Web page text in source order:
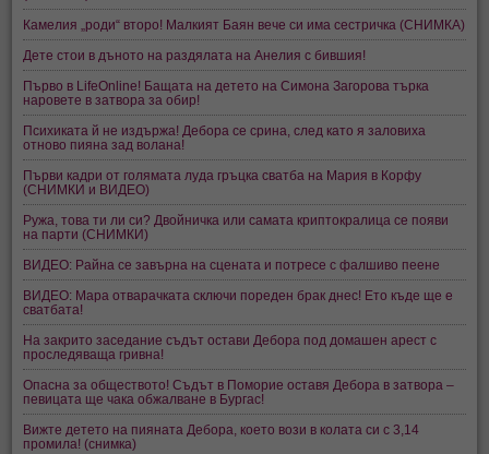
Камелия „роди“ второ! Малкият Баян вече си има сестричка (СНИМКА)
Дете стои в дъното на раздялата на Анелия с бившия!
Първо в LifeOnline! Бащата на детето на Симона Загорова търка
наровете в затвора за обир!
Психиката й не издържа! Дебора се срина, след като я заловиха
отново пияна зад волана!
Първи кадри от голямата луда гръцка сватба на Мария в Корфу
(СНИМКИ и ВИДЕО)
Ружа, това ти ли си? Двойничка или самата криптокралица се появи
на парти (СНИМКИ)
ВИДЕО: Райна се завърна на сцената и потресе с фалшиво пеене
ВИДЕО: Мара отварачката сключи пореден брак днес! Ето къде ще е
сватбата!
На закрито заседание съдът остави Дебора под домашен арест с
проследяваща гривна!
Опасна за обществото! Съдът в Поморие оставя Дебора в затвора –
певицата ще чака обжалване в Бургас!
Вижте детето на пияната Дебора, което вози в колата си с 3,14
промила! (снимка)